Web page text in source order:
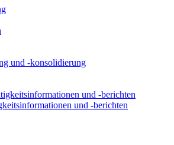
und -konsolidierung
und -berichten
und -berichten